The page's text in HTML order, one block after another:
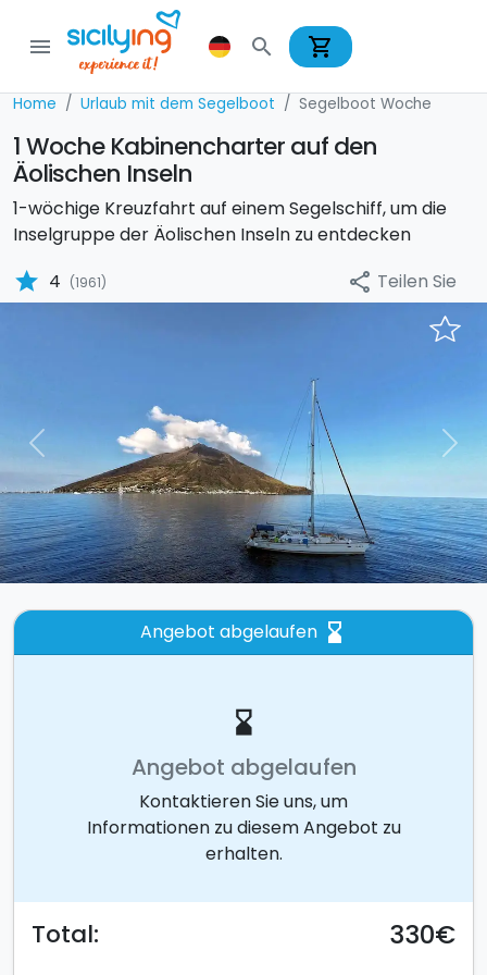
menu search shopping_cart
Home Urlaub mit dem Segelboot Segelboot Woche
1 Woche Kabinencharter auf den
Äolischen Inseln
1-wöchige Kreuzfahrt auf einem Segelschiff, um die
Inselgruppe der Äolischen Inseln zu entdecken
star 4 (1961) share Teilen Sie
Previous Next
Angebot abgelaufen hourglass_bottom
hourglass_bottom
Angebot abgelaufen
Kontaktieren Sie uns, um
Informationen zu diesem Angebot zu
erhalten.
Total: 330€